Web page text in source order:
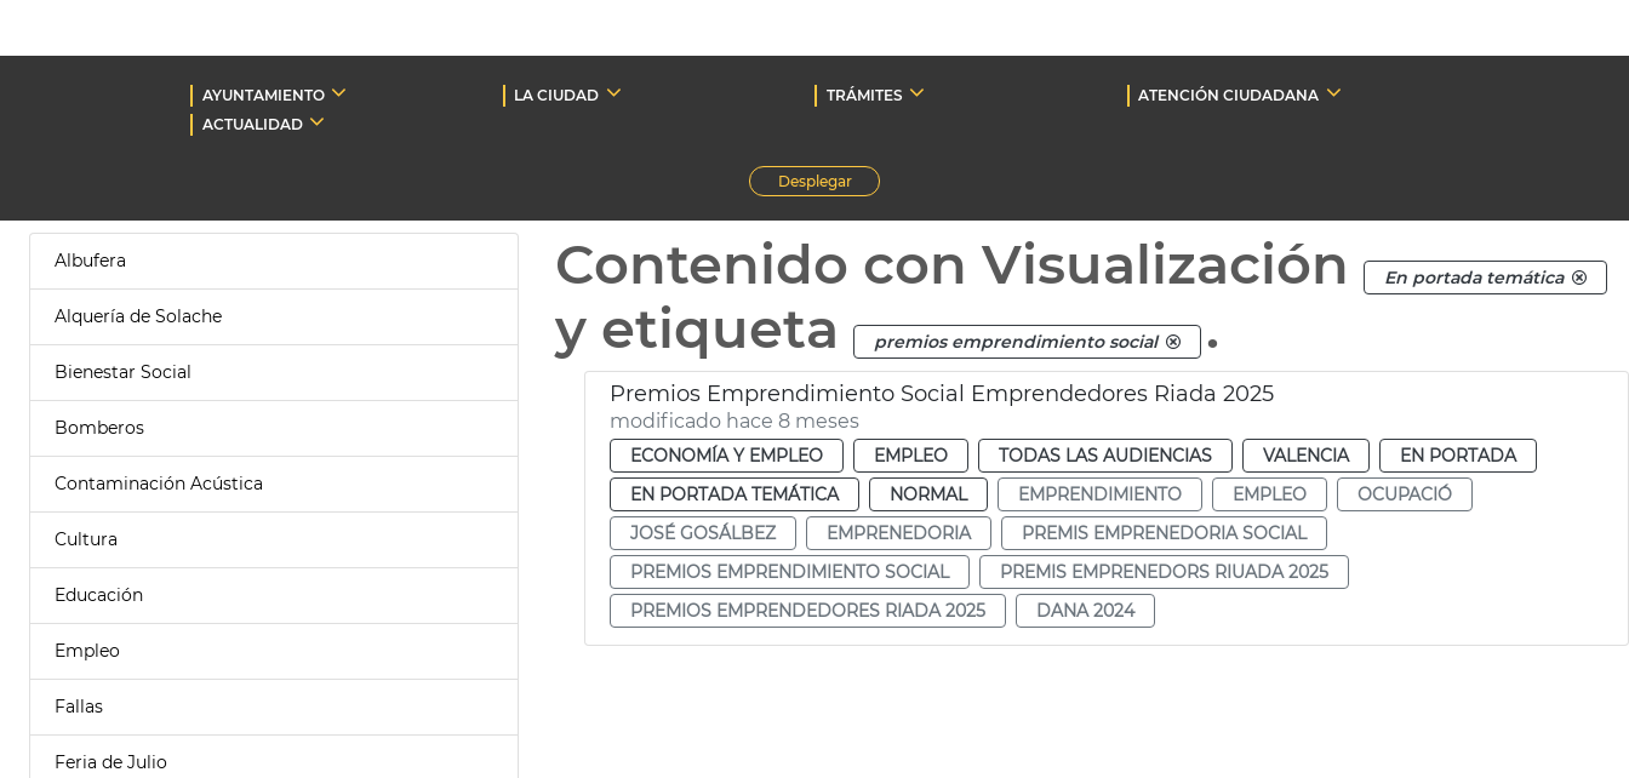
AYUNTAMIENTO LA CIUDAD TRÁMITES
ATENCIÓN CIUDADANA
ACTUALIDAD
Desplegar
Albufera
Alquería de Solache
Bienestar Social
Bomberos
Contaminación Acústica
Cultura
Educación
Empleo
Fallas
Feria de Julio
Contenido con Visualización En portada temática
y etiqueta premios emprendimiento social .
Premios Emprendimiento Social Emprendedores Riada 2025
modificado hace 8 meses
ECONOMÍA Y EMPLEO EMPLEO TODAS LAS AUDIENCIAS VALENCIA
EN PORTADA
EN PORTADA TEMÁTICA
NORMAL EMPRENDIMIENTO EMPLEO
OCUPACIÓ
JOSÉ GOSÁLBEZ
EMPRENEDORIA
PREMIS EMPRENEDORIA SOCIAL
PREMIOS EMPRENDIMIENTO SOCIAL
PREMIS EMPRENEDORS RIUADA 2025
PREMIOS EMPRENDEDORES RIADA 2025
DANA 2024